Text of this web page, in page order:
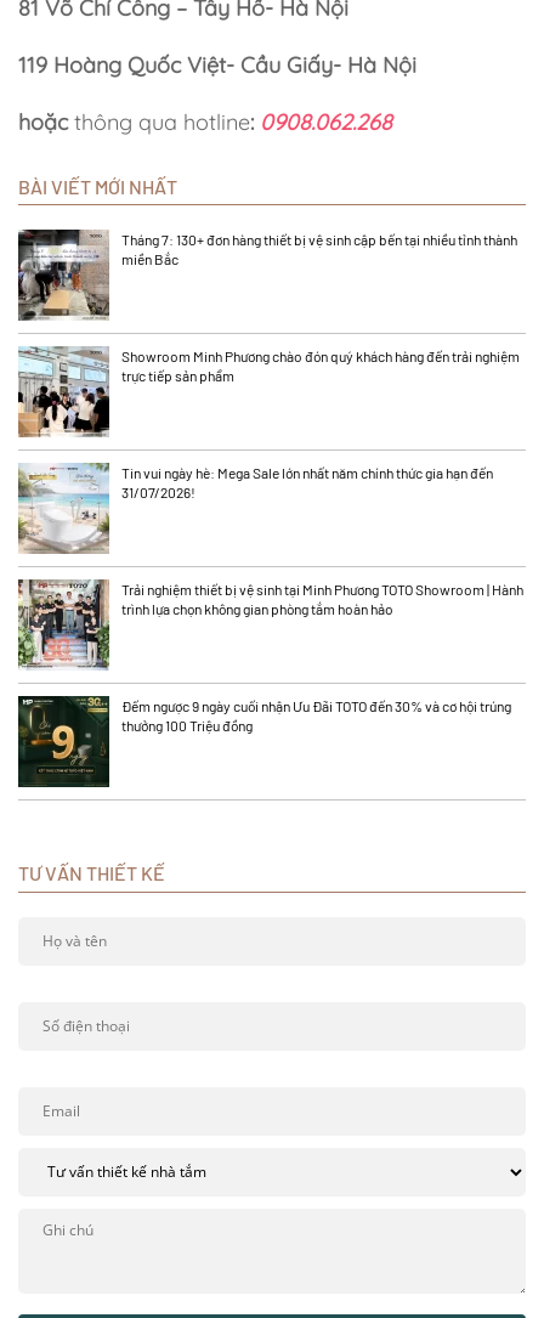
81 Võ Chí Công – Tây Hồ- Hà Nội
119 Hoàng Quốc Việt- Cầu Giấy- Hà Nội
hoặcthông qua hotline: 0908.062.268
BÀI VIẾT MỚI NHẤT
Tháng 7: 130+ đơn hàng thiết bị vệ sinh cập bến tại nhiều tỉnh thành
miền Bắc
Showroom Minh Phương chào đón quý khách hàng đến trải nghiệm
trực tiếp sản phẩm
Tin vui ngày hè: Mega Sale lớn nhất năm chính thức gia hạn đến
31/07/2026!
Trải nghiệm thiết bị vệ sinh tại Minh Phương TOTO Showroom | Hành
trình lựa chọn không gian phòng tắm hoàn hảo
Đếm ngược 9 ngày cuối nhận Ưu Đãi TOTO đến 30% và cơ hội trúng
thưởng 100 Triệu đồng
TƯ VẤN THIẾT KẾ